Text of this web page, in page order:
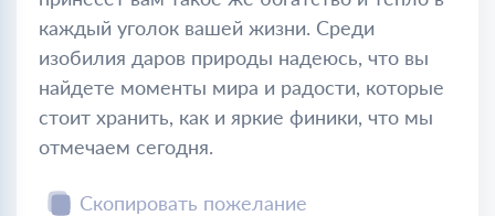
каждый уголок вашей жизни. Среди
изобилия даров природы надеюсь, что вы
найдете моменты мира и радости, которые
стоит хранить, как и яркие финики, что мы
отмечаем сегодня.
Скопировать пожелание